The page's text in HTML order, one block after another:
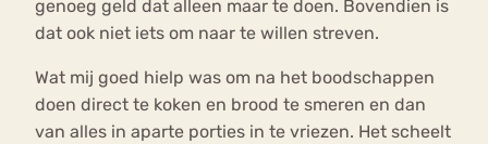
genoeg geld dat alleen maar te doen. Bovendien is
dat ook niet iets om naar te willen streven.
Wat mij goed hielp was om na het boodschappen
doen direct te koken en brood te smeren en dan
van alles in aparte porties in te vriezen. Het scheelt